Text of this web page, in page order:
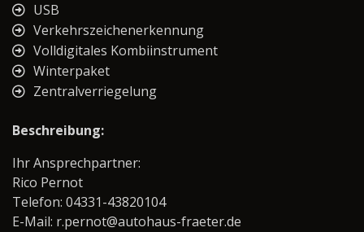
USB
Verkehrszeichenerkennung
Volldigitales Kombiinstrument
Winterpaket
Zentralverriegelung
Beschreibung:
Ihr Ansprechpartner:
Rico Pernot
Telefon: 04331-43820104
E-Mail: r.pernot@autohaus-fraeter.de